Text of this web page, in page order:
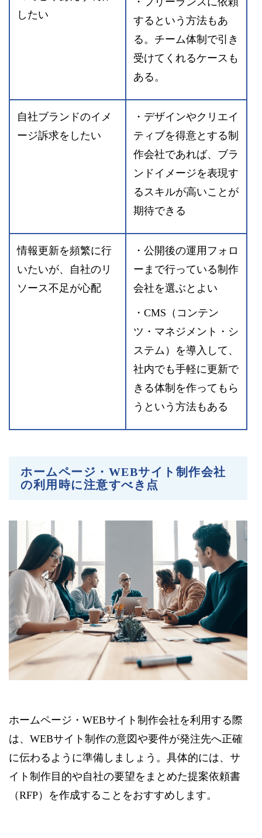
したい
するという方法もあ
る。チーム体制で引き
受けてくれるケースも
ある。
自社ブランドのイメ
ージ訴求をしたい
・デザインやクリエイ
ティブを得意とする制
作会社であれば、ブラ
ンドイメージを表現す
るスキルが高いことが
期待できる
情報更新を頻繁に行
いたいが、自社のリ
ソース不足が心配
・公開後の運用フォロ
ーまで行っている制作
会社を選ぶとよい
・CMS（コンテン
ツ・マネジメント・シ
ステム）を導入して、
社内でも手軽に更新で
きる体制を作ってもら
うという方法もある
ホームページ・WEBサイト制作会社
の利用時に注意すべき点
ホームページ・WEBサイト制作会社を利用する際
は、WEBサイト制作の意図や要件が発注先へ正確
に伝わるように準備しましょう。具体的には、サ
イト制作目的や自社の要望をまとめた提案依頼書
（RFP）を作成することをおすすめします。